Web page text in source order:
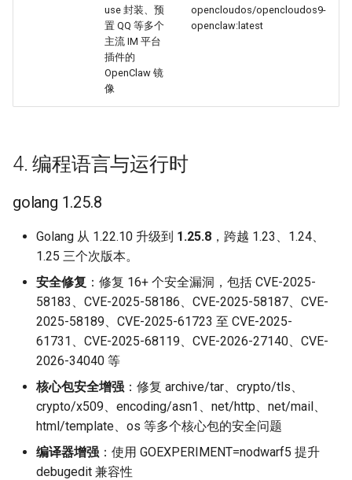
use 封装、预
置 QQ 等多个
主流 IM 平台
插件的
OpenClaw 镜
像
opencloudos/opencloudos9-
openclaw:latest
4. 编程语言与运行时
golang 1.25.8
Golang 从 1.22.10 升级到 1.25.8 ，跨越 1.23、1.24、
1.25 三个次版本。
安全修复 ：修复 16+ 个安全漏洞，包括 CVE-2025-
58183、CVE-2025-58186、CVE-2025-58187、CVE-
2025-58189、CVE-2025-61723 至 CVE-2025-
61731、CVE-2025-68119、CVE-2026-27140、CVE-
2026-34040 等
核心包安全增强 ：修复 archive/tar、crypto/tls、
crypto/x509、encoding/asn1、net/http、net/mail、
html/template、os 等多个核心包的安全问题
编译器增强 ：使用 GOEXPERIMENT=nodwarf5 提升
debugedit 兼容性